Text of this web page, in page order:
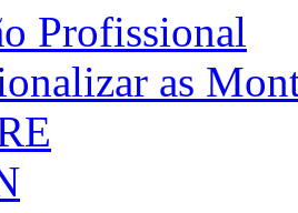
Profissional
as